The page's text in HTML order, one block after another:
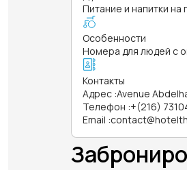
Питание и напитки на
Особенности
Номера для людей с
Контакты
Адрес :Avenue
Телефон :+(216)
Email :